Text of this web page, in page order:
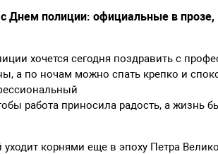
Днем полиции: официальные в прозе,
хочется сегодня поздравить с
а по ночам можно спать крепко и
работа приносила радость, а жизнь
уходит корнями еще в эпоху Петра